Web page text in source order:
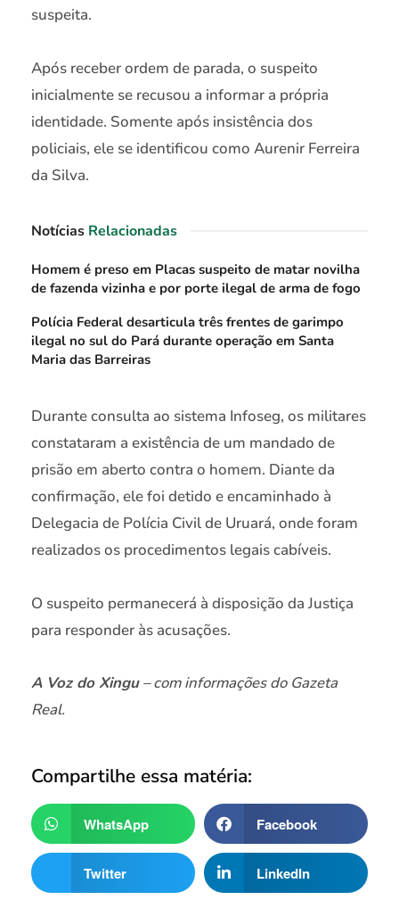
suspeita.
Após receber ordem de parada, o suspeito
inicialmente se recusou a informar a própria
identidade. Somente após insistência dos
policiais, ele se identificou como Aurenir Ferreira
da Silva.
Notícias Relacionadas
Homem é preso em Placas suspeito de matar novilha
de fazenda vizinha e por porte ilegal de arma de fogo
Polícia Federal desarticula três frentes de garimpo
ilegal no sul do Pará durante operação em Santa
Maria das Barreiras
Durante consulta ao sistema Infoseg, os militares
constataram a existência de um mandado de
prisão em aberto contra o homem. Diante da
confirmação, ele foi detido e encaminhado à
Delegacia de Polícia Civil de Uruará, onde foram
realizados os procedimentos legais cabíveis.
O suspeito permanecerá à disposição da Justiça
para responder às acusações.
A Voz do Xingu– com informações do Gazeta
Real.
Compartilhe essa matéria:
WhatsApp Facebook
Twitter LinkedIn